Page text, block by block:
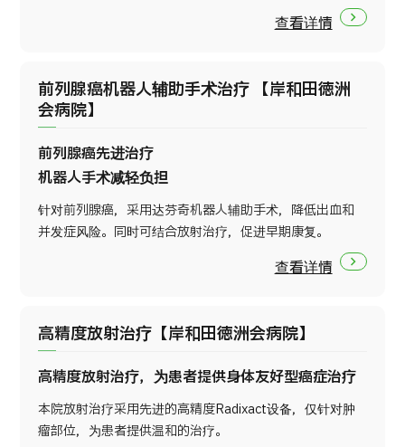
查看详情
前列腺癌机器人辅助手术治疗 【岸和田徳洲
会病院】
前列腺癌先进治疗
机器人手术减轻负担
针对前列腺癌，采用达芬奇机器人辅助手术，降低出血和
并发症风险。同时可结合放射治疗，促进早期康复。
查看详情
高精度放射治疗【岸和田徳洲会病院】
高精度放射治疗，为患者提供身体友好型癌症治疗
本院放射治疗采用先进的高精度Radixact设备，仅针对肿
瘤部位，为患者提供温和的治疗。